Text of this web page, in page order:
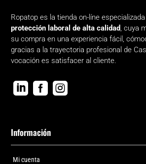
Ropatop es la tienda on-líne
protección laboral de alta calidad , cuya
su compra en una experiencia fácil,
gracias a la trayectoria profesional de
vocación es satisfacer al cliente.
  
Información
Mi cuenta